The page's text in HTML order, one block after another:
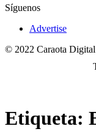
Síguenos
Advertise
© 2022 Caraota
Etiqueta: